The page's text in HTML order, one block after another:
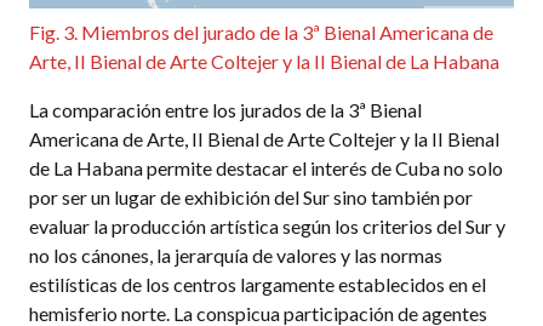
Fig. 3. Miembros del jurado de la 3ª Bienal Americana de
Arte, II Bienal de Arte Coltejer y la II Bienal de La Habana
La comparación entre los jurados de la 3ª Bienal
Americana de Arte, II Bienal de Arte Coltejer y la II Bienal
de La Habana permite destacar el interés de Cuba no solo
por ser un lugar de exhibición del Sur sino también por
evaluar la producción artística según los criterios del Sur y
no los cánones, la jerarquía de valores y las normas
estilísticas de los centros largamente establecidos en el
hemisferio norte. La conspicua participación de agentes